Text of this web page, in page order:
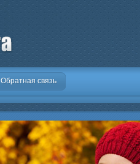
Обратная связь